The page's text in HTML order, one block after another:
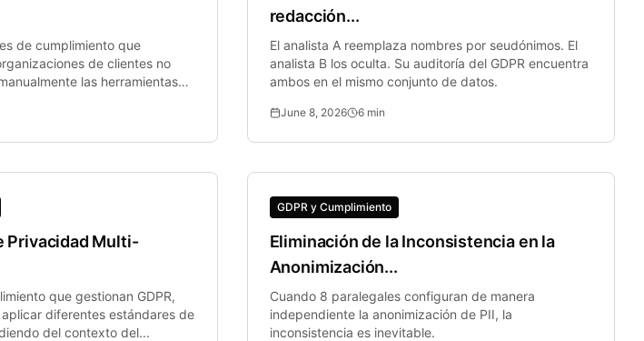
de cumplimiento que
de clientes no
las herramientas
redacción...
El analista A reemplaza nombres por seudónimos. El
analista B los oculta. Su auditoría del GDPR encuentra
ambos en el mismo conjunto de datos.
June 8, 2026 6 min
Privacidad Multi-
que gestionan GDPR,
aplicar diferentes estándares de
del contexto del...
GDPR y Cumplimiento
Eliminación de la Inconsistencia en la
Anonimización...
Cuando 8 paralegales configuran de manera
independiente la anonimización de PII, la
inconsistencia es inevitable.